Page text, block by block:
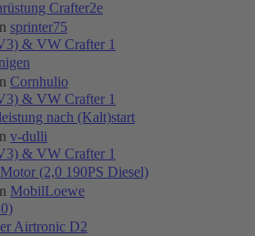
Crafter2e
sprinter75
& VW Crafter 1
Cornhulio
& VW Crafter 1
nach (Kalt)start
v-dulli
& VW Crafter 1
(2,0 190PS Diesel)
MobilLoewe
Airtronic D2